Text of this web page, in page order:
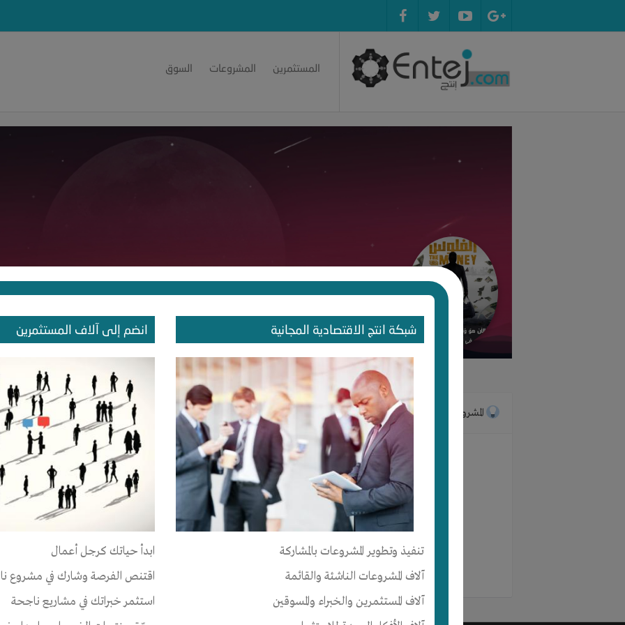
شبكة انتج الاقتصادية المجانية
تنفيذ وتطوير المشروعات بالمشاركة
آلاف المشروعات الناشئة والقائمة
آلاف المستثمرين والخبراء والمسوقين
انضم إلى آلاف المستثمرين
ابدأ حياتك كرجل أعمال
اقتنص الفرصة وشارك في مشروع
استثمر خبراتك في مشاريع ناجحة
المستثمرين المشروعات السوق
Ibrahim Alsaadi
الرئيسية المشروعات الإعجابات الإصدقاء
المشروعات
لم ينضم أي مجموعة حتى الآن